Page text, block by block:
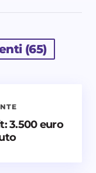
(65)
nuovi
3.500 euro